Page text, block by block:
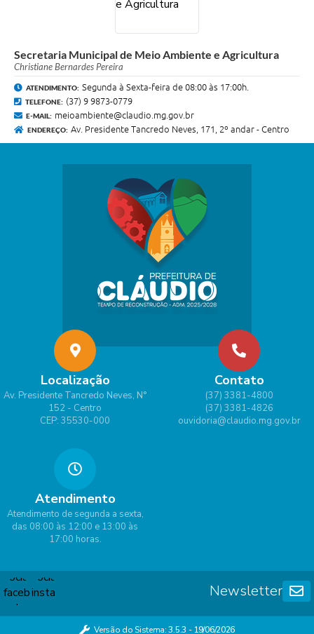
Secretaria Municipal de Meio Ambiente e Agricultura
Christiane Bernardes Pereira
ATENDIMENTO: Segunda à Sexta-feira de 08:00 às 17:00h.
TELEFONE: (37) 9 9873-0779
E-MAIL: meioambiente@claudio.mg.gov.br
ENDEREÇO: Av. Presidente Tancredo Neves, 171, 2º andar - Centro
Localização
Av. Presidente Tancredo Neves, N°
152 - Centro
CEP: 35530-000
Contato
(37) 3381-4800
(37) 3381-4826
ouvidoria@claudio.mg.gov.br
Atendimento
Atendimento de segunda a sexta,
das 08:00 às 12:00 e 13:00 às
17:00 horas.
Newsletter
Versão do Sistema:3.5.3 - 19/06/2026